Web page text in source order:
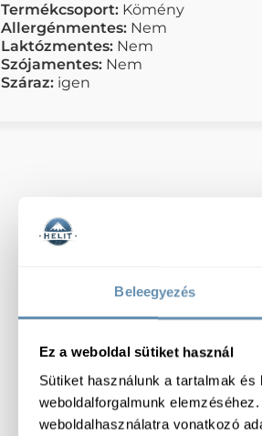
Beleegyezés
Ez a weboldal sütiket használ
Sütiket használunk a tartalmak
weboldalforgalmunk
weboldalhasználatra vonatkozó
Termékcsoport: Kömény
Allergénmentes: Nem
Laktózmentes: Nem
Szójamentes: Nem
Száraz: igen